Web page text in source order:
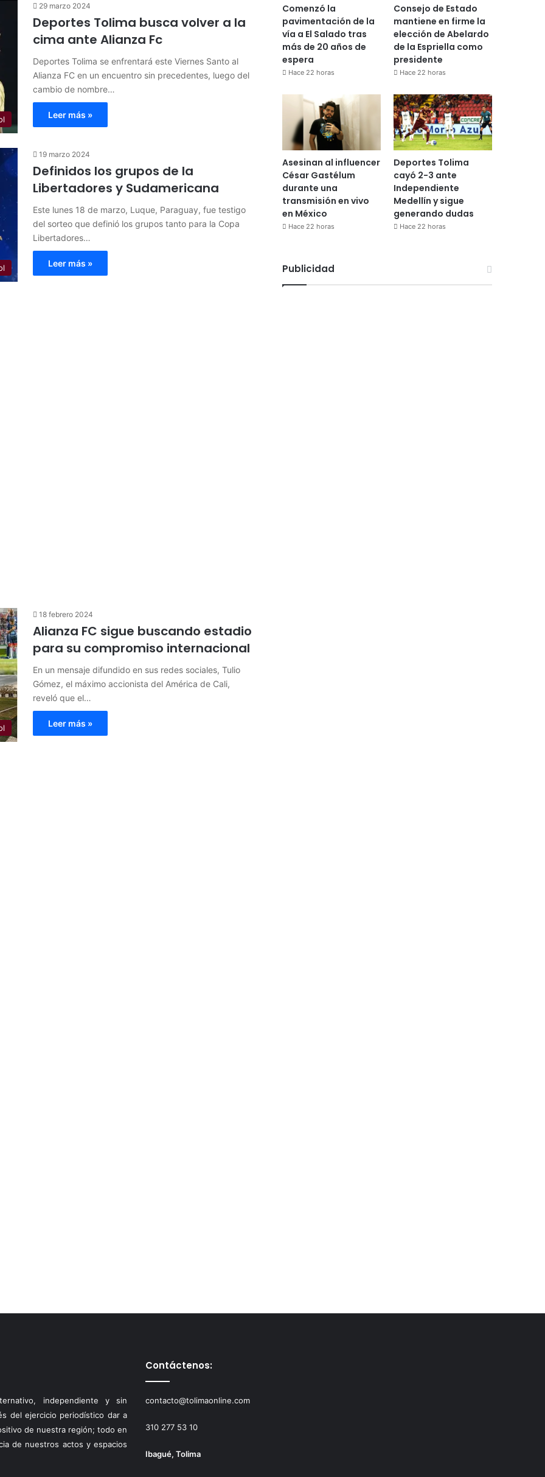
29 marzo 2024
Deportes Tolima busca volver a la
cima ante Alianza Fc
Deportes Tolima se enfrentará este Viernes Santo al
Alianza FC en un encuentro sin precedentes, luego del
cambio de nombre…
Leer más »
19 marzo 2024
Definidos los grupos de la
Libertadores y Sudamericana
Este lunes 18 de marzo, Luque, Paraguay, fue testigo
del sorteo que definió los grupos tanto para la Copa
Libertadores…
Leer más »
18 febrero 2024
Alianza FC sigue buscando estadio
para su compromiso internacional
En un mensaje difundido en sus redes sociales, Tulio
Gómez, el máximo accionista del América de Cali,
reveló que el…
Leer más »
Comenzó la
pavimentación de la
vía a El Salado tras
más de 20 años de
espera
Hace 22 horas
Consejo de Estado
mantiene en firme la
elección de Abelardo
de la Espriella como
presidente
Hace 22 horas
Asesinan al influencer
César Gastélum
durante una
transmisión en vivo
en México
Hace 22 horas
Deportes Tolima
cayó 2-3 ante
Independiente
Medellín y sigue
generando dudas
Hace 22 horas
Publicidad
independiente y sin
del ejercicio periodístico dar a
de nuestra región; todo en
de nuestros actos y espacios
Contáctenos:
contacto@tolimaonline.com
310 277 53 10
Ibagué, Tolima